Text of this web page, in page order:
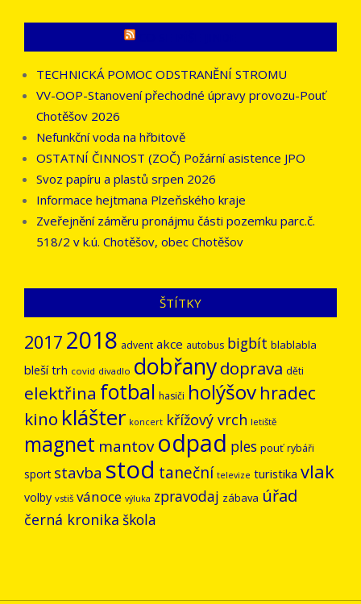
TECHNICKÁ POMOC ODSTRANĚNÍ STROMU
VV-OOP-Stanovení přechodné úpravy provozu-Pouť
Chotěšov 2026
Nefunkční voda na hřbitově
OSTATNÍ ČINNOST (ZOČ) Požární asistence JPO
Svoz papíru a plastů srpen 2026
Informace hejtmana Plzeňského kraje
Zveřejnění záměru pronájmu části pozemku parc.č.
518/2 v k.ú. Chotěšov, obec Chotěšov
ŠTÍTKY
2017 2018 advent akce autobus bigbít blablabla
bleší trh covid divadlo dobřanydoprava děti
elektřina fotbal hasiči holýšov hradec
kino klášter koncert křížový vrch letiště
magnet mantov odpad ples pouť rybáři
sport stavba stod taneční televize turistika vlak
volby vstiš vánoce výluka zpravodaj zábava úřad
černá kronika škola